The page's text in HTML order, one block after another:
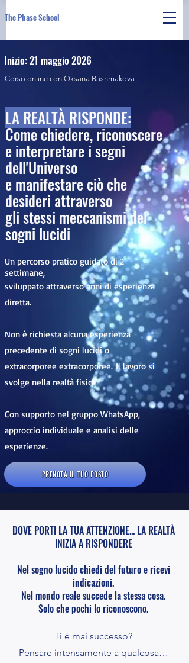
The Phase School
Inizio: 21 maggio 2026
Corso online con Oksana Bashmakova
LA REALTÀ RISPONDE:
Come chiedere, riconoscere
e interpretare i segni
dell'Universo
e manifestare ciò che
desideri attraverso
gli stessi meccanismi dei
sogni lucidi
Un percorso pratico guidato di 2
settimane,
sviluppato attraverso anni di esperienza
diretta.
Non è richiesta alcuna esperienza
precedente di sogni lucidi o
extracorporee extracorporee.Il lavoro si
svolge nella realtà fisica
Con supporto nel gruppo WhatsApp,
approccio individuale e analisi delle
esperienze​.
PRENOTA IL TUO POSTO
DOVE PORTI LA TUA ATTENZIONE... LA REALTÀ
INIZIA A RISPONDERE
Nel sogno lucido chiedi del futuro e ricevi
indicazioni.
Nel mondo reale succede la stessa cosa.
Solo che pochi lo riconoscono.
Ti è mai successo?
Pensare intensamente a qualcosa…